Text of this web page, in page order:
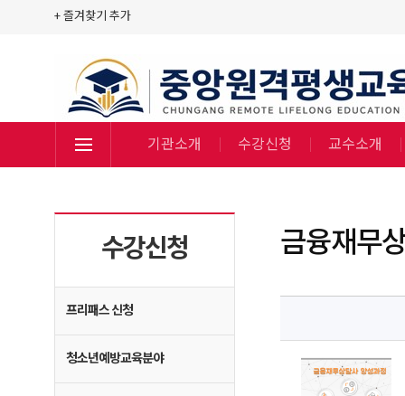
+ 즐겨찾기 추가
기관소개 수강신청 교수소개
수강신청
프리패스 신청
청소년예방교육분야
금융재무